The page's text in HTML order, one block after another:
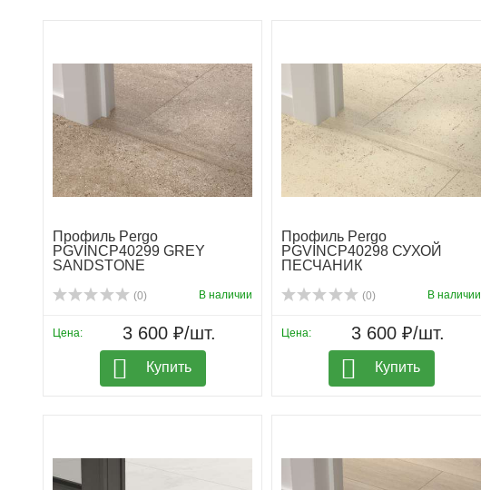
Профиль Pergo
PGVINCP40299 GREY
SANDSTONE
(0) В наличии
Цена: 3 600 ₽/шт.
Купить
Профиль Pergo
PGVINCP40298 СУХОЙ
ПЕСЧАНИК
(0) В наличии
Цена: 3 600 ₽/шт.
Купить